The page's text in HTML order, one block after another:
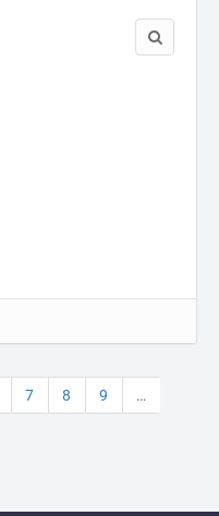
7 8 9 …